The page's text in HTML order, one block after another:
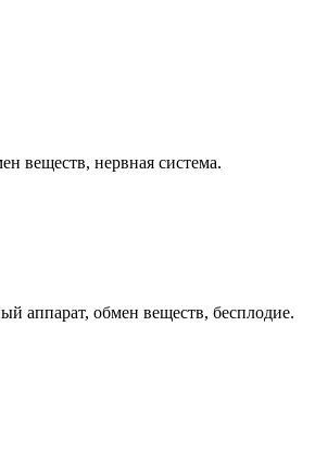
веществ, нервная система.
аппарат, обмен веществ, бесплодие.